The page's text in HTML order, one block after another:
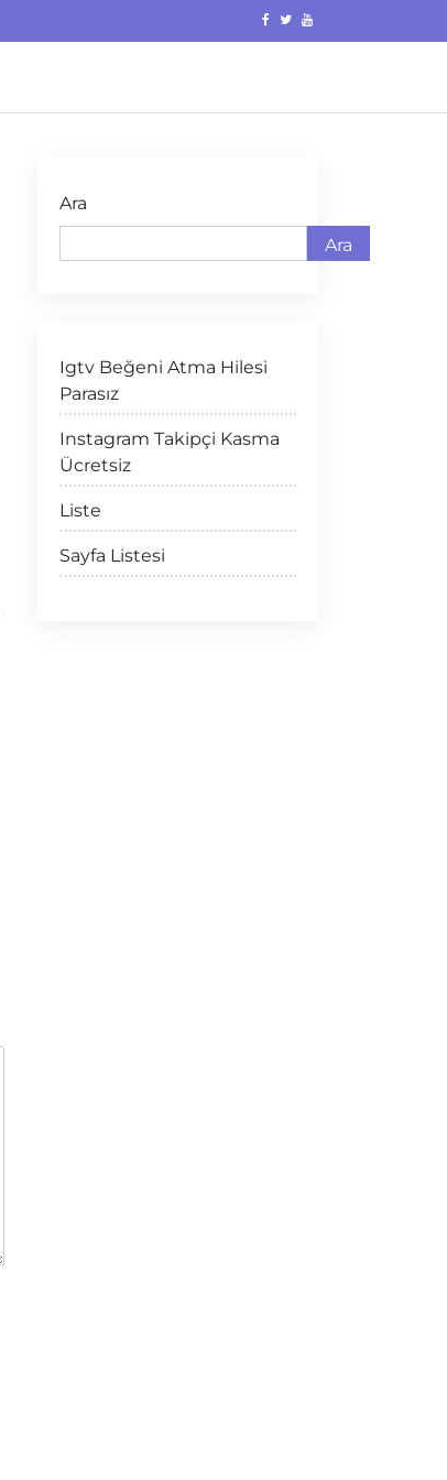
Ara
Ara
Igtv Beğeni Atma Hilesi
Parasız
Instagram Takipçi Kasma
Ücretsiz
Liste
Sayfa Listesi